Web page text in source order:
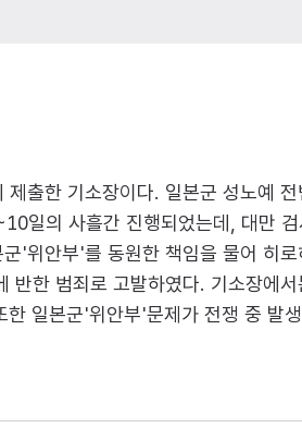
출한 기소장이다. 일본군 성노예
의 사흘간 진행되었는데, 대만
'위안부'를 동원한 책임을 물어 히
한 범죄로 고발하였다. 기소장에
일본군'위안부'문제가 전쟁 중 발